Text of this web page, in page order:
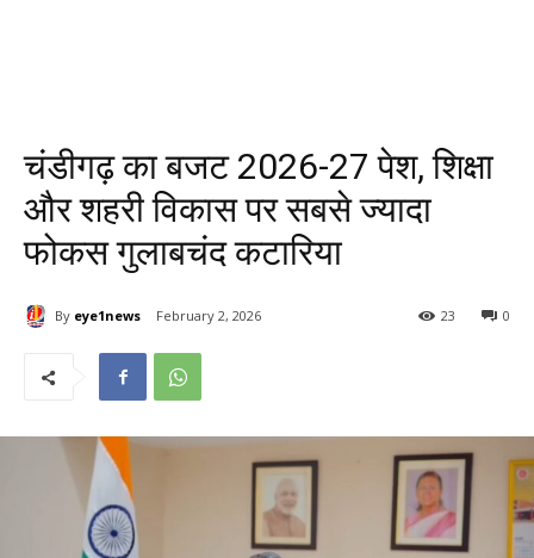
चंडीगढ़ का बजट 2026-27 पेश, शिक्षा
और शहरी विकास पर सबसे ज्यादा
फोकस गुलाबचंद कटारिया
By eye1news February 2, 2026 0
23